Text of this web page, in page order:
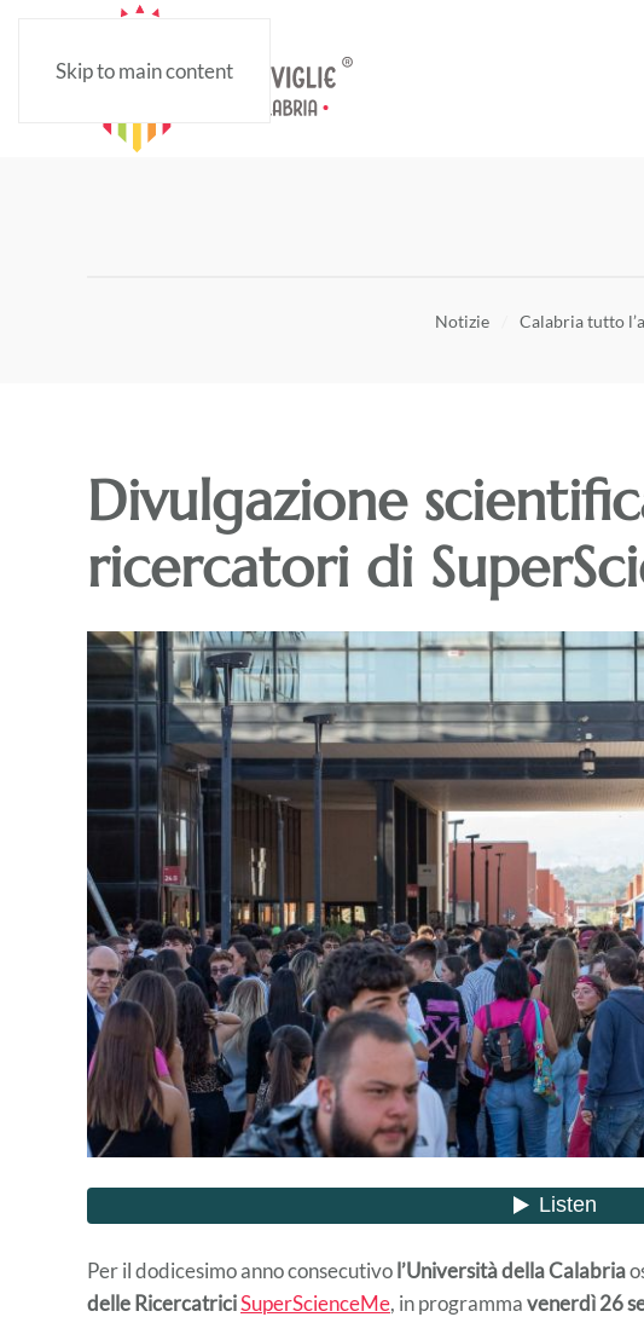
Skip to main content
Notizie Calabria tutto
Divulgazione
ricercatori di
Per il dodicesimo anno consecutivol’Università della Calabria
delle RicercatriciSuperScienceMe, in programmavenerdì 26